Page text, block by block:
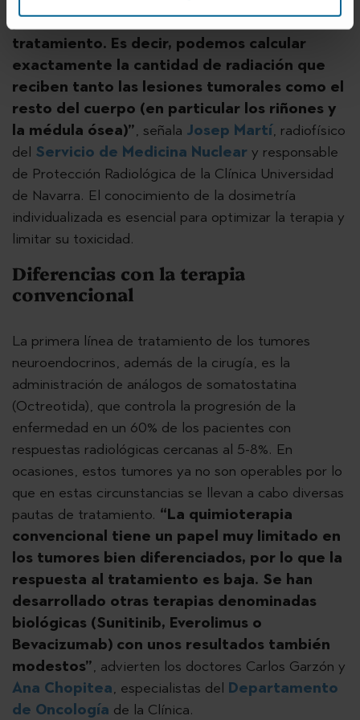
puede realizar una dosimetría del
tratamiento. Es decir, podemos calcular
exactamente la cantidad de radiación que
reciben tanto las lesiones tumorales como el
resto del cuerpo (en particular los riñones y
la médula ósea)”, señala Josep Martí, radiofísico
del Servicio de Medicina Nuclear y responsable
de Protección Radiológica de la Clínica Universidad
de Navarra. El conocimiento de la dosimetría
individualizada es esencial para optimizar la terapia y
limitar su toxicidad.
Diferencias con la terapia
convencional
La primera línea de tratamiento de los tumores
neuroendocrinos, además de la cirugía, es la
administración de análogos de somatostatina
(Octreotida), que controla la progresión de la
enfermedad en un 60% de los pacientes con
respuestas radiológicas cercanas al 5-8%. En
ocasiones, estos tumores ya no son operables por lo
que en estas circunstancias se llevan a cabo diversas
pautas de tratamiento. “La quimioterapia
convencional tiene un papel muy limitado en
los tumores bien diferenciados, por lo que la
respuesta al tratamiento es baja. Se han
desarrollado otras terapias denominadas
biológicas (Sunitinib, Everolimus o
Bevacizumab) con unos resultados también
modestos”, advierten los doctores Carlos Garzón y
Ana Chopitea, especialistas del Departamento
de Oncología de la Clínica.